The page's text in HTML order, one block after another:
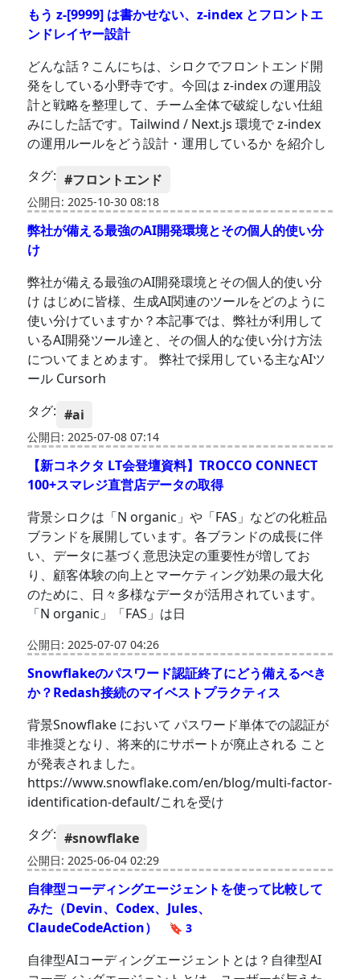
もう z-[9999] は書かせない、z-index とフロントエ
ンドレイヤー設計
どんな話？こんにちは、シロクでフロントエンド開
発をしている小野寺です。今回は z-index の運用設
計と戦略を整理して、チーム全体で破綻しない仕組
みにした話です。Tailwind / Next.js 環境で z-index
の運用ルールをどう設計・運用しているか を紹介し
タグ: #フロントエンド
公開日: 2025-10-30 08:18
弊社が備える最強のAI開発環境とその個人的使い分
け
弊社が備える最強のAI開発環境とその個人的使い分
け はじめに皆様、生成AI関連のツールをどのように
使い分けていますか？本記事では、弊社が利用して
いるAI開発ツール達と、その個人的な使い分け方法
についてまとめます。 弊社で採用している主なAIツ
ール Cursorh
タグ: #ai
公開日: 2025-07-08 07:14
【新コネクタ LT会登壇資料】TROCCO CONNECT
100+スマレジ直営店データの取得
背景シロクは「N organic」や「FAS」などの化粧品
ブランドを展開しています。各ブランドの成長に伴
い、データに基づく意思決定の重要性が増してお
り、顧客体験の向上とマーケティング効果の最大化
のために、日々多様なデータが活用されています。
「N organic」「FAS」は日
公開日: 2025-07-07 04:26
Snowflakeのパスワード認証終了にどう備えるべき
か？Redash接続のマイベストプラクティス
背景Snowflake において パスワード単体での認証が
非推奨となり、将来的にサポートが廃止される こと
が発表されました。
https://www.snowflake.com/en/blog/multi-factor-
identification-default/これを受け
タグ: #snowflake
公開日: 2025-06-04 02:29
自律型コーディングエージェントを使って比較して
みた（Devin、Codex、Jules、
ClaudeCodeAction）
🔖 3
自律型AIコーディングエージェントとは？自律型AI